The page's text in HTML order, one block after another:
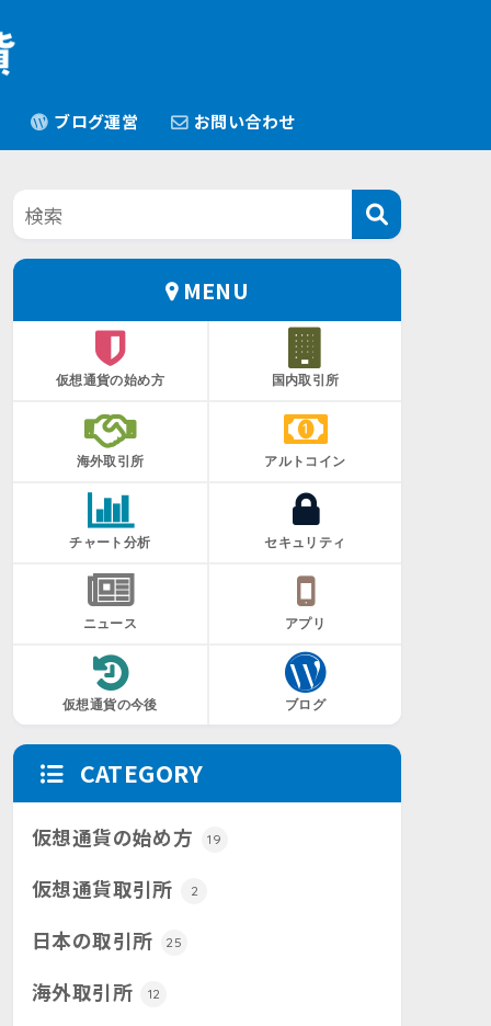
ブログ運営 お問い合わせ
MENU
仮想通貨の始め方 国内取引所
海外取引所 アルトコイン
チャート分析 セキュリティ
ニュース アプリ
仮想通貨の今後 ブログ
CATEGORY
仮想通貨の始め方 19
仮想通貨取引所 2
日本の取引所 25
海外取引所 12